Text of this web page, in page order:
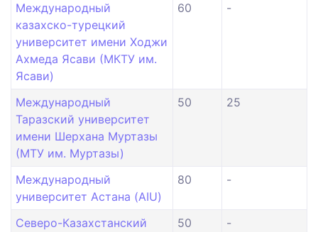
Международный
казахско-турецкий
университет имени Ходжи
Ахмеда Ясави (МКТУ им.
Ясави)
60 -
Международный
Таразский университет
имени Шерхана Муртазы
(МТУ им. Муртазы)
50 25
Международный
университет Астана (AIU)
80 -
Северо-Казахстанский
50 -